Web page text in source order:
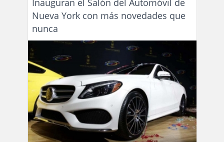
Nueva York con más novedades que
nunca